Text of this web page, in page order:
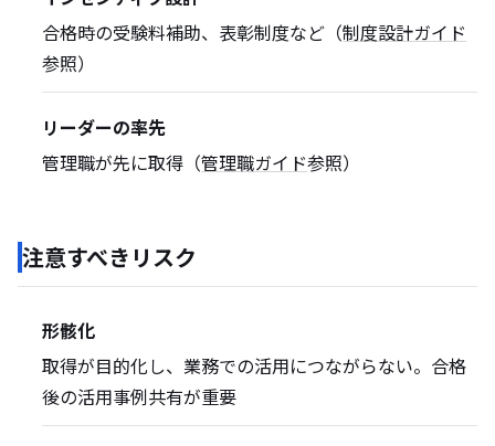
合格時の受験料補助、表彰制度など（制度設計ガイド
参照）
リーダーの率先
管理職が先に取得（管理職ガイド参照）
注意すべきリスク
形骸化
取得が目的化し、業務での活用につながらない。合格
後の活用事例共有が重要